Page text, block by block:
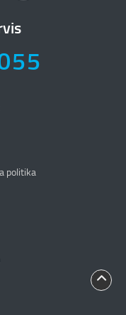
politika
politika